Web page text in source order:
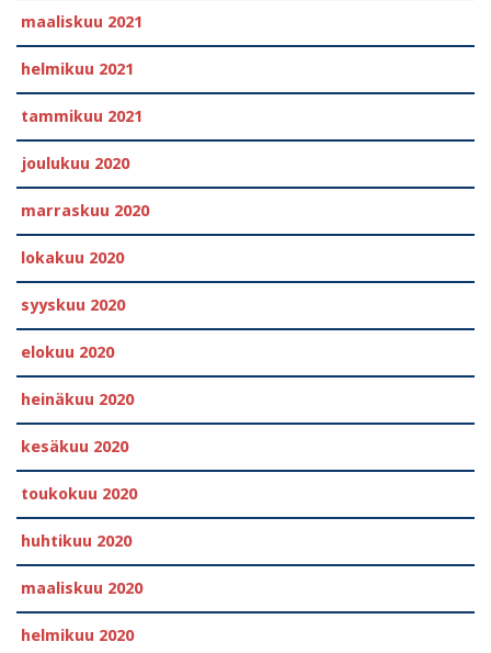
maaliskuu 2021
helmikuu 2021
tammikuu 2021
joulukuu 2020
marraskuu 2020
lokakuu 2020
syyskuu 2020
elokuu 2020
heinäkuu 2020
kesäkuu 2020
toukokuu 2020
huhtikuu 2020
maaliskuu 2020
helmikuu 2020